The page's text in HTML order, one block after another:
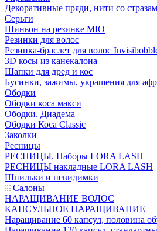
Декоративные пряди, нити со
Серьги
Шиньон на резинке MIO
Резинки для волос
Резинка-браслет для волос
3D косы из канекалона
Шапки для дред и кос
Бусинки, зажимы, украшения для
Ободки
Ободки коса макси
Ободки. Диадема
Ободки Коса Classic
Заколки
Ресницы
РЕСНИЦЫ. Наборы LORA LASH
РЕСНИЦЫ накладные LORA LASH
Шпильки и невидимки
Салоны
НАРАЩИВАНИЕ ВОЛОС
КАПСУЛЬНОЕ НАРАЩИВАНИЕ
Наращивание 60 капсул, половина